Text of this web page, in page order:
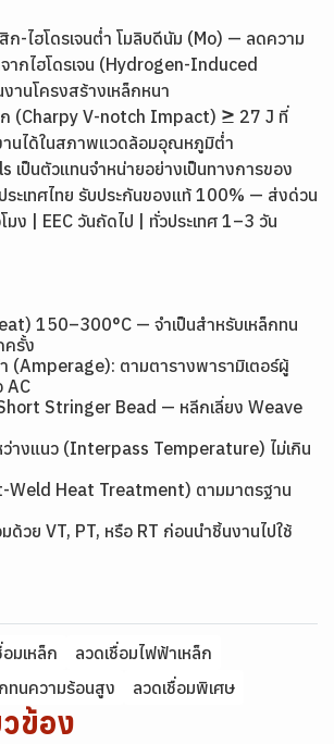
ก-ไฮโดรเจนต่ำ โมลิบดีนัม (Mo) — ลดความ
ากไฮโดรเจน (Hydrogen-Induced
านโครงสร้างเหล็กหนา
ก (Charpy V-notch Impact) ≥ 27 J ที่
นได้ในสภาพแวดล้อมอุณหภูมิต่ำ
เป็นตัวแทนจำหน่ายอย่างเป็นทางการของ
ระเทศไทย รับประกันของแท้ 100% — ส่งด่วน
มง | EEC วันถัดไป | ทั่วประเทศ 1–3 วัน
150–300°C — จำเป็นสำหรับเหล็กทน
ครั้ง
(Amperage): ตามตารางพารามิเตอร์ผู้
AC
Stringer Bead — หลีกเลี่ยง Weave
างแนว (Interpass Temperature) ไม่เกิน
Weld Heat Treatment) ตามมาตรฐาน
ด้วย VT, PT, หรือ RT ก่อนนำชิ้นงานไปใช้
อมเหล็ก
ลวดเชื่อมไฟฟ้าเหล็ก
ทนความร้อนสูง
ลวดเชื่อมพิเศษ
ข้อง